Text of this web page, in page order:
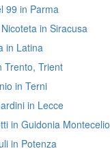
99 in Parma
in Siracusa
in Latina
Trento, Trient
in Terni
in Lecce
in Guidonia Montecelio
in Potenza